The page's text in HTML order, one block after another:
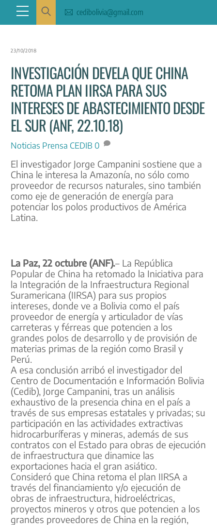
content
Menu cedibolivia@gmail.com
23/10/2018
INVESTIGACIÓN DEVELA QUE CHINA
RETOMA PLAN IIRSA PARA SUS
INTERESES DE ABASTECIMIENTO DESDE
EL SUR (ANF, 22.10.18)
Noticias Prensa CEDIB 0
El investigador Jorge Campanini sostiene que a
China le interesa la Amazonía, no sólo como
proveedor de recursos naturales, sino también
como eje de generación de energía para
potenciar los polos productivos de América
Latina.
La Paz, 22 octubre (ANF).– La República
Popular de China ha retomado la Iniciativa para
la Integración de la Infraestructura Regional
Suramericana (IIRSA) para sus propios
intereses, donde ve a Bolivia como el país
proveedor de energía y articulador de vías
carreteras y férreas que potencien a los
grandes polos de desarrollo y de provisión de
materias primas de la región como Brasil y
Perú.
A esa conclusión arribó el investigador del
Centro de Documentación e Información Bolivia
(Cedib), Jorge Campanini, tras un análisis
exhaustivo de la presencia china en el país a
través de sus empresas estatales y privadas; su
participación en las actividades extractivas
hidrocarburíferas y mineras, además de sus
contratos con el Estado para obras de ejecución
de infraestructura que dinamice las
exportaciones hacia el gran asiático.
Consideró que China retoma el plan IIRSA a
través del financiamiento y/o ejecución de
obras de infraestructura, hidroeléctricas,
proyectos mineros y otros que potencien a los
grandes proveedores de China en la región,